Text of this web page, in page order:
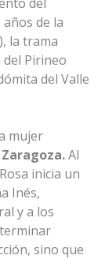
de la
la trama
Pirineo
del Valle
mujer
Al
inicia un
Inés,
y a los
sino que